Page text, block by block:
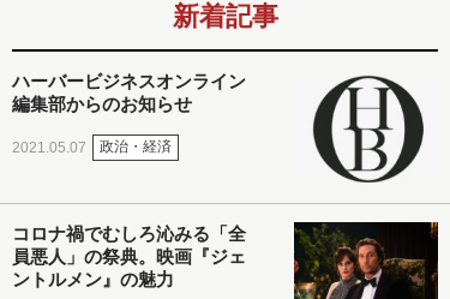
新着記事
ハーバービジネスオンライン
編集部からのお知らせ
2021.05.07 政治・経済
コロナ禍でむしろ沁みる「全
員悪人」の祭典。映画『ジェ
ントルメン』の魅力